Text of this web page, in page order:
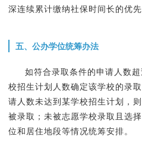
深连续累计缴纳社保时间长的优先
五、公办学位统筹办法
如符合录取条件的申请人数
校招生计划人数确定该学校的录
请人数未达到某学校招生计划，
被录取；未被志愿学校录取且选
位和居住地段等情况统筹安排。